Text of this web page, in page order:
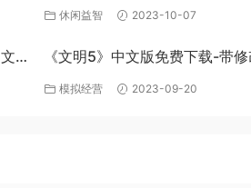
盘下载
休闲益智 2023-10-07
《文明5》中文版免费下载-带
模拟经营 2023-09-20